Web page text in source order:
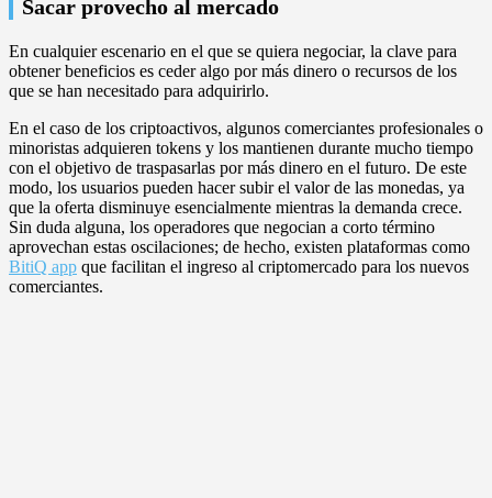
Sacar provecho al mercado
En cualquier escenario en el que se quiera negociar, la clave para
obtener beneficios es ceder algo por más dinero o recursos de los
que se han necesitado para adquirirlo.
En el caso de los criptoactivos, algunos comerciantes profesionales o
minoristas adquieren tokens y los mantienen durante mucho tiempo
con el objetivo de traspasarlas por más dinero en el futuro. De este
modo, los usuarios pueden hacer subir el valor de las monedas, ya
que la oferta disminuye esencialmente mientras la demanda crece.
Sin duda alguna, los operadores que negocian a corto término
aprovechan estas oscilaciones; de hecho, existen plataformas como
BitiQ app que facilitan el ingreso al criptomercado para los nuevos
comerciantes.